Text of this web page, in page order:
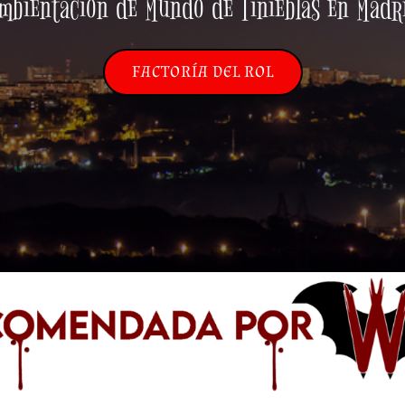
FACTORÍA DEL ROL